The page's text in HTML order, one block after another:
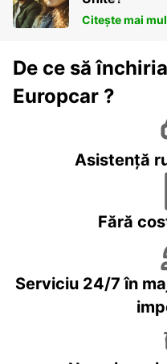
Citește mai
De ce să
Europcar ?
Asistență
Fără
Serviciu 24/7 în